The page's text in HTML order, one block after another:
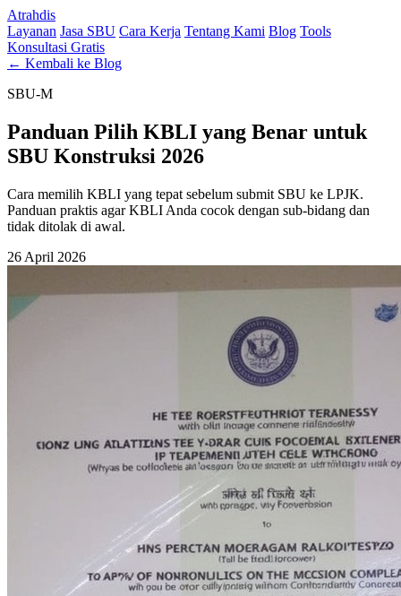
Atrahdis
Layanan Jasa SBU Cara Kerja Tentang Kami Blog Tools
Konsultasi Gratis
← Kembali ke Blog
SBU-M
Panduan Pilih KBLI yang Benar untuk
SBU Konstruksi 2026
Cara memilih KBLI yang tepat sebelum submit SBU ke LPJK.
Panduan praktis agar KBLI Anda cocok dengan sub-bidang dan
tidak ditolak di awal.
26 April 2026